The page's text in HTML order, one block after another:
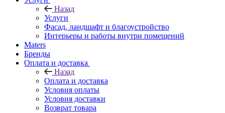
Назад
Услуги
Фасад, ландшафт и благоустройство
Интерьеры и работы внутри помещений
Maters
Бренды
Оплата и доставка
Назад
Оплата и доставка
Условия оплаты
Условия доставки
Возврат товара